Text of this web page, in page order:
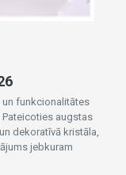
funkcionalitātes
augstas
dekoratīvā kristāla,
jebkuram